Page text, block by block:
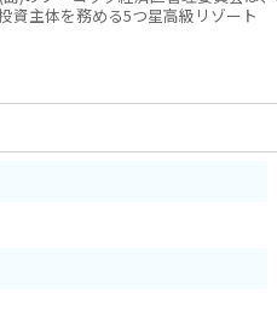
資主体を務める5つ星高級リゾート